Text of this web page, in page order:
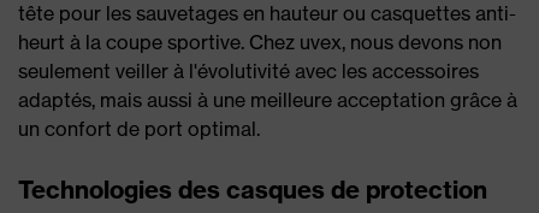
tête pour les sauvetages en hauteur ou casquettes anti-
heurt à la coupe sportive. Chez uvex, nous devons non
seulement veiller à l'évolutivité avec les accessoires
adaptés, mais aussi à une meilleure acceptation grâce à
un confort de port optimal.
Technologies des casques de protection